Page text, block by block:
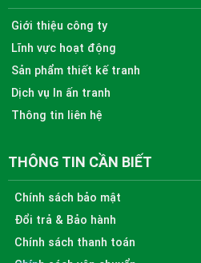
Giới thiệu công ty
Lĩnh vực hoạt động
Sản phẩm thiết kế tranh
Dịch vụ In ấn tranh
Thông tin liên hệ
THÔNG TIN CẦN BIẾT
Chính sách bảo mật
Đổi trả & Bảo hành
Chính sách thanh toán